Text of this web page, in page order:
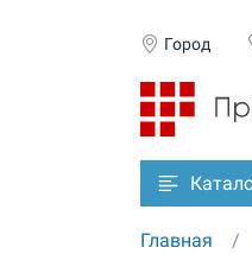
Город
Главная